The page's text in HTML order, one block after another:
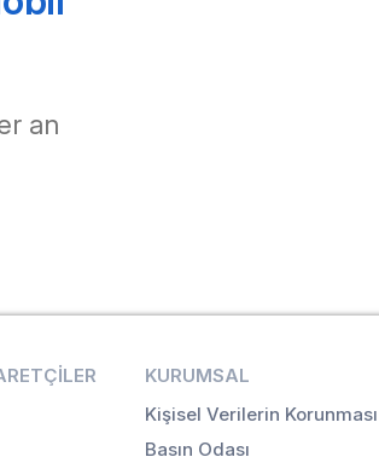
an
KURUMSAL
Kişisel Verilerin Korunması
Basın Odası